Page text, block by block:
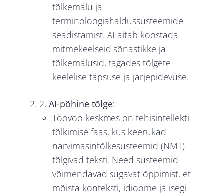
tõlkemälu ja
terminoloogiahaldussüsteemide
seadistamist. AI aitab koostada
mitmekeelseid sõnastikke ja
tõlkemälusid, tagades tõlgete
keelelise täpsuse ja järjepidevuse.
2.AI-põhine tõlge:
Töövoo keskmes on tehisintellekti
tõlkimise faas, kus keerukad
närvimasintõlkesüsteemid (NMT)
tõlgivad teksti. Need süsteemid
võimendavad sügavat õppimist, et
mõista konteksti, idioome ja isegi